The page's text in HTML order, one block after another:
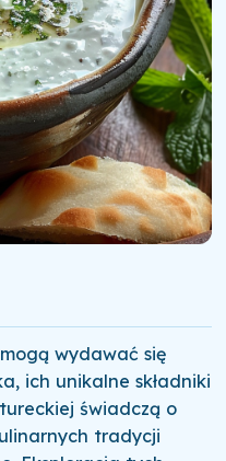
wydawać się
ich unikalne składniki
świadczą o
tradycji